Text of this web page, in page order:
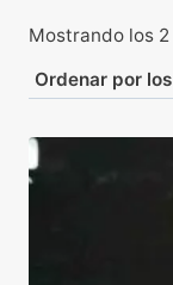
Mostrando los